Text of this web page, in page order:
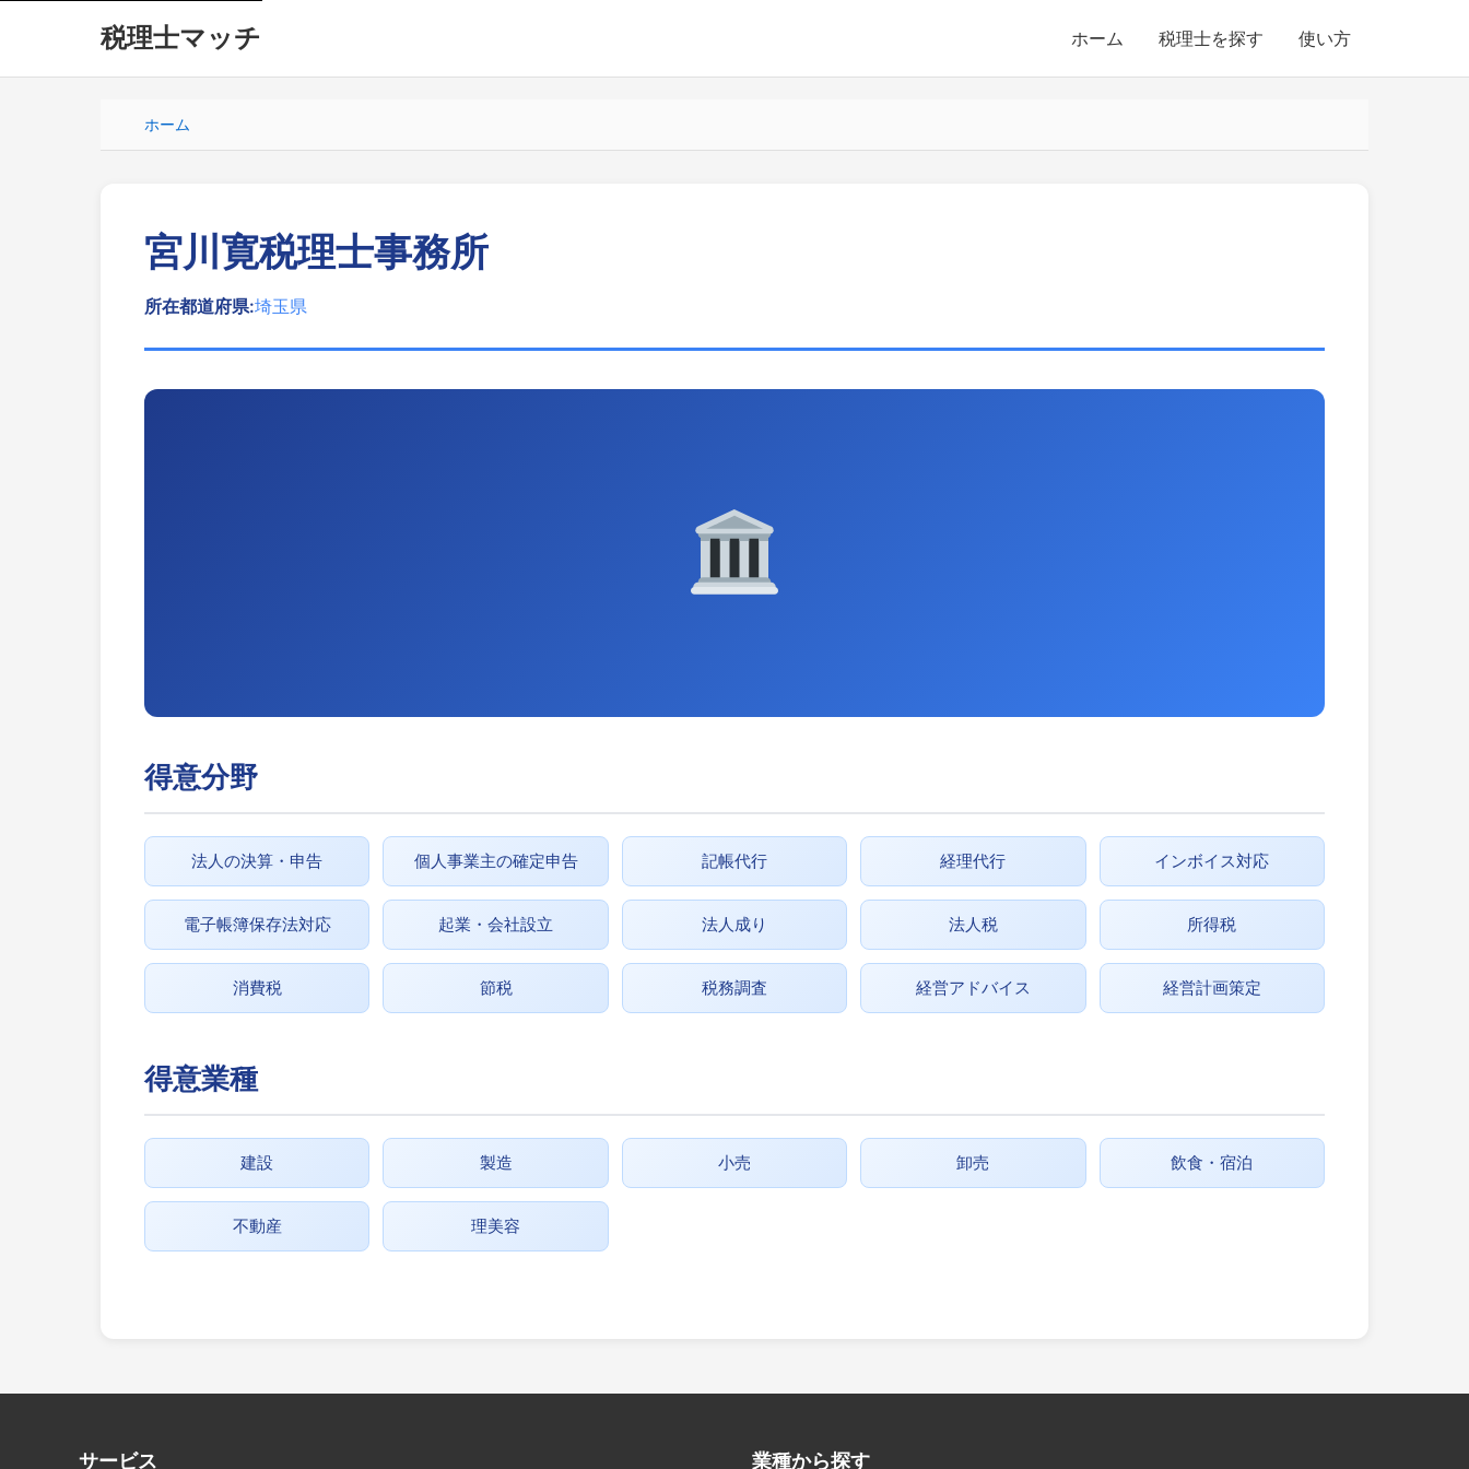
税理士マッチ ホーム 税理士を探す 使い方
ホーム
宮川寛税理士事務所
所在都道府県:埼玉県
得意分野
法人の決算・申告 個人事業主の確定申告 記帳代行 経理代行 インボイス対応
電子帳簿保存法対応 起業・会社設立 法人成り 法人税 所得税
消費税 節税 税務調査 経営アドバイス 経営計画策定
得意業種
建設 製造 小売 卸売 飲食・宿泊
不動産 理美容
サービス 業種から探す